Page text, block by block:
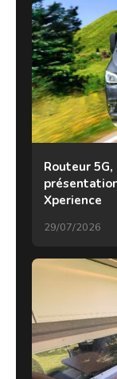
Routeur
Xperience
29/07/2026